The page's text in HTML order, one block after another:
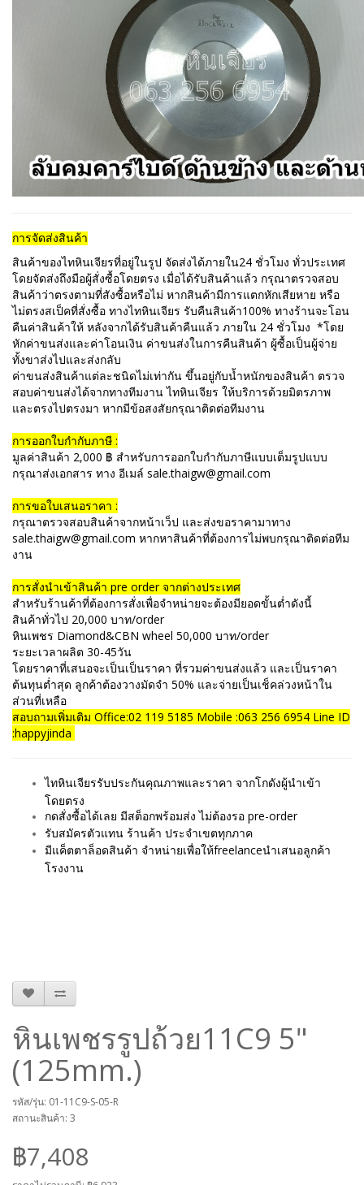
การจัดส่งสินค้า
สินค้าของไทหินเจียรที่อยู่ในรูป จัดส่งได้ภายใน24 ชั่วโมง ทั่วประเทศ
โดยจัดส่งถึงมือผู้สั่งซื้อโดยตรง เมื่อได้รับสินค้าแล้ว กรุณาตรวจสอบ
สินค้าว่าตรงตามที่สังซื้อหรือไม่ หากสินค้ามีการแตกหักเสียหาย หรือ
ไม่ตรงสเป็คที่สั่งซื้อ ทางไทหินเจียร รับคืนสินค้า100% ทางร้านจะโอน
คืนค่าสินค้าให้ หลังจากได้รับสินค้าคืนแล้ว ภายใน 24 ชั่วโมง *โดย
หักค่าขนส่งและค่าโอนเงิน ค่าขนส่งในการคืนสินค้า ผู้ซื้อเป็นผู้จ่าย
ทั้งขาส่งไปและส่งกลับ
ค่าขนส่งสินค้าแต่ละชนิดไม่เท่ากัน ขึ้นอยู่กับน้ำหนักของสินค้า ตรวจ
สอบค่าขนส่งได้จากทางทีมงาน ไทหินเจียร ให้บริการด้วยมิตรภาพ
และตรงไปตรงมา หากมีข้อสงสัยกรุณาติดต่อทีมงาน
การออกใบกำกับภาษี :
มูลค่าสินค้า 2,000 ฿ สำหรับการออกใบกำกับภาษีแบบเต็มรูปแบบ
กรุณาส่งเอกสาร ทาง อีเมล์ sale.thaigw@gmail.com
การขอใบเสนอราคา :
กรุณาตรวจสอบสินค้าจากหน้าเว็ป และส่งขอราคามาทาง
sale.thaigw@gmail.com หากหาสินค้าที่ต้องการไม่พบกรุณาติดต่อทีม
งาน
การสั่งนำเข้าสินค้า pre order จากต่างประเทศ
สำหรับร้านค้าที่ต้องการสั่งเพื่อจำหน่ายจะต้องมียอดขั้นต่ำดังนี้
สินค้าทั่วไป 20,000 บาท/order
หินเพชร Diamond&CBN wheel 50,000 บาท/order
ระยะเวลาผลิต 30-45วัน
โดยราคาที่เสนอจะเป็นเป็นราคา ที่รวมค่าขนส่งแล้ว และเป็นราคา
ต้นทุนต่ำสุด ลูกค้าต้องวางมัดจำ 50% และจ่ายเป็นเช็คล่วงหน้าใน
ส่วนที่เหลือ
สอบถามเพิ่มเติม Office:02 119 5185 Mobile :063 256 6954 Line ID
:happyjinda
ไทหินเจียรรับประกันคุณภาพและราคา จากโกดังผู้นำเข้า
โดยตรง
กดสั่งซื้อได้เลย มีสต็อกพร้อมส่ง ไม่ต้องรอ pre-order
รับสมัครตัวแทน ร้านค้า ประจำเขตทุกภาค
มีแค็ตตาล็อดสินค้า จำหน่ายเพื่อให้freelanceนำเสนอลูกค้า
โรงงาน
หินเพชรรูปถ้วย11C9 5"
(125mm.)
รหัส/รุ่น: 01-11C9-S-05-R
สถานะสินค้า: 3
฿7,408